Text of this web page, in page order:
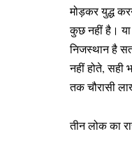
मोड़कर युद्ध
कुछ नहीं है। या
निजस्थान है
नहीं होते, सही
तक चौरासी
तीन लोक का